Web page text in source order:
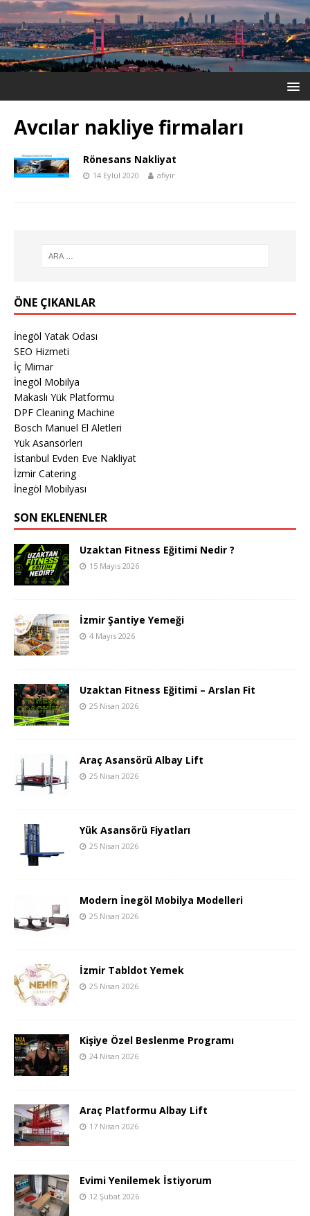
Avcılar nakliye firmaları
Rönesans Nakliyat
14 Eylül 2020 afiyir
ÖNE ÇIKANLAR
İnegöl Yatak Odası
SEO Hizmeti
İç Mimar
İnegöl Mobilya
Makaslı Yük Platformu
DPF Cleaning Machine
Bosch Manuel El Aletleri
Yük Asansörleri
İstanbul Evden Eve Nakliyat
İzmir Catering
İnegöl Mobilyası
SON EKLENENLER
Uzaktan Fitness Eğitimi Nedir ?
15 Mayıs 2026
İzmir Şantiye Yemeği
4 Mayıs 2026
Uzaktan Fitness Eğitimi – Arslan Fit
25 Nisan 2026
Araç Asansörü Albay Lift
25 Nisan 2026
Yük Asansörü Fiyatları
25 Nisan 2026
Modern İnegöl Mobilya Modelleri
25 Nisan 2026
İzmir Tabldot Yemek
25 Nisan 2026
Kişiye Özel Beslenme Programı
24 Nisan 2026
Araç Platformu Albay Lift
17 Nisan 2026
Evimi Yenilemek İstiyorum
12 Şubat 2026